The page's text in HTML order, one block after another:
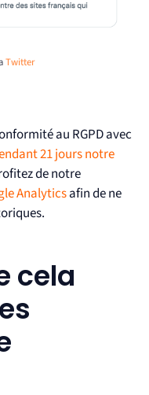
Twitter
au RGPD avec
21 jours notre
de notre
Analyticsafin de ne
cela